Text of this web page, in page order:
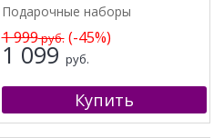
Подарочные наборы
1 999руб.(-45%)
1 099 руб.